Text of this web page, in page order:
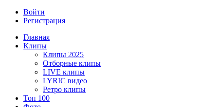
Войти
Регистрация
Главная
Клипы
Клипы 2025
Отборные клипы
LIVE клипы
LYRIC видео
Ретро клипы
Топ 100